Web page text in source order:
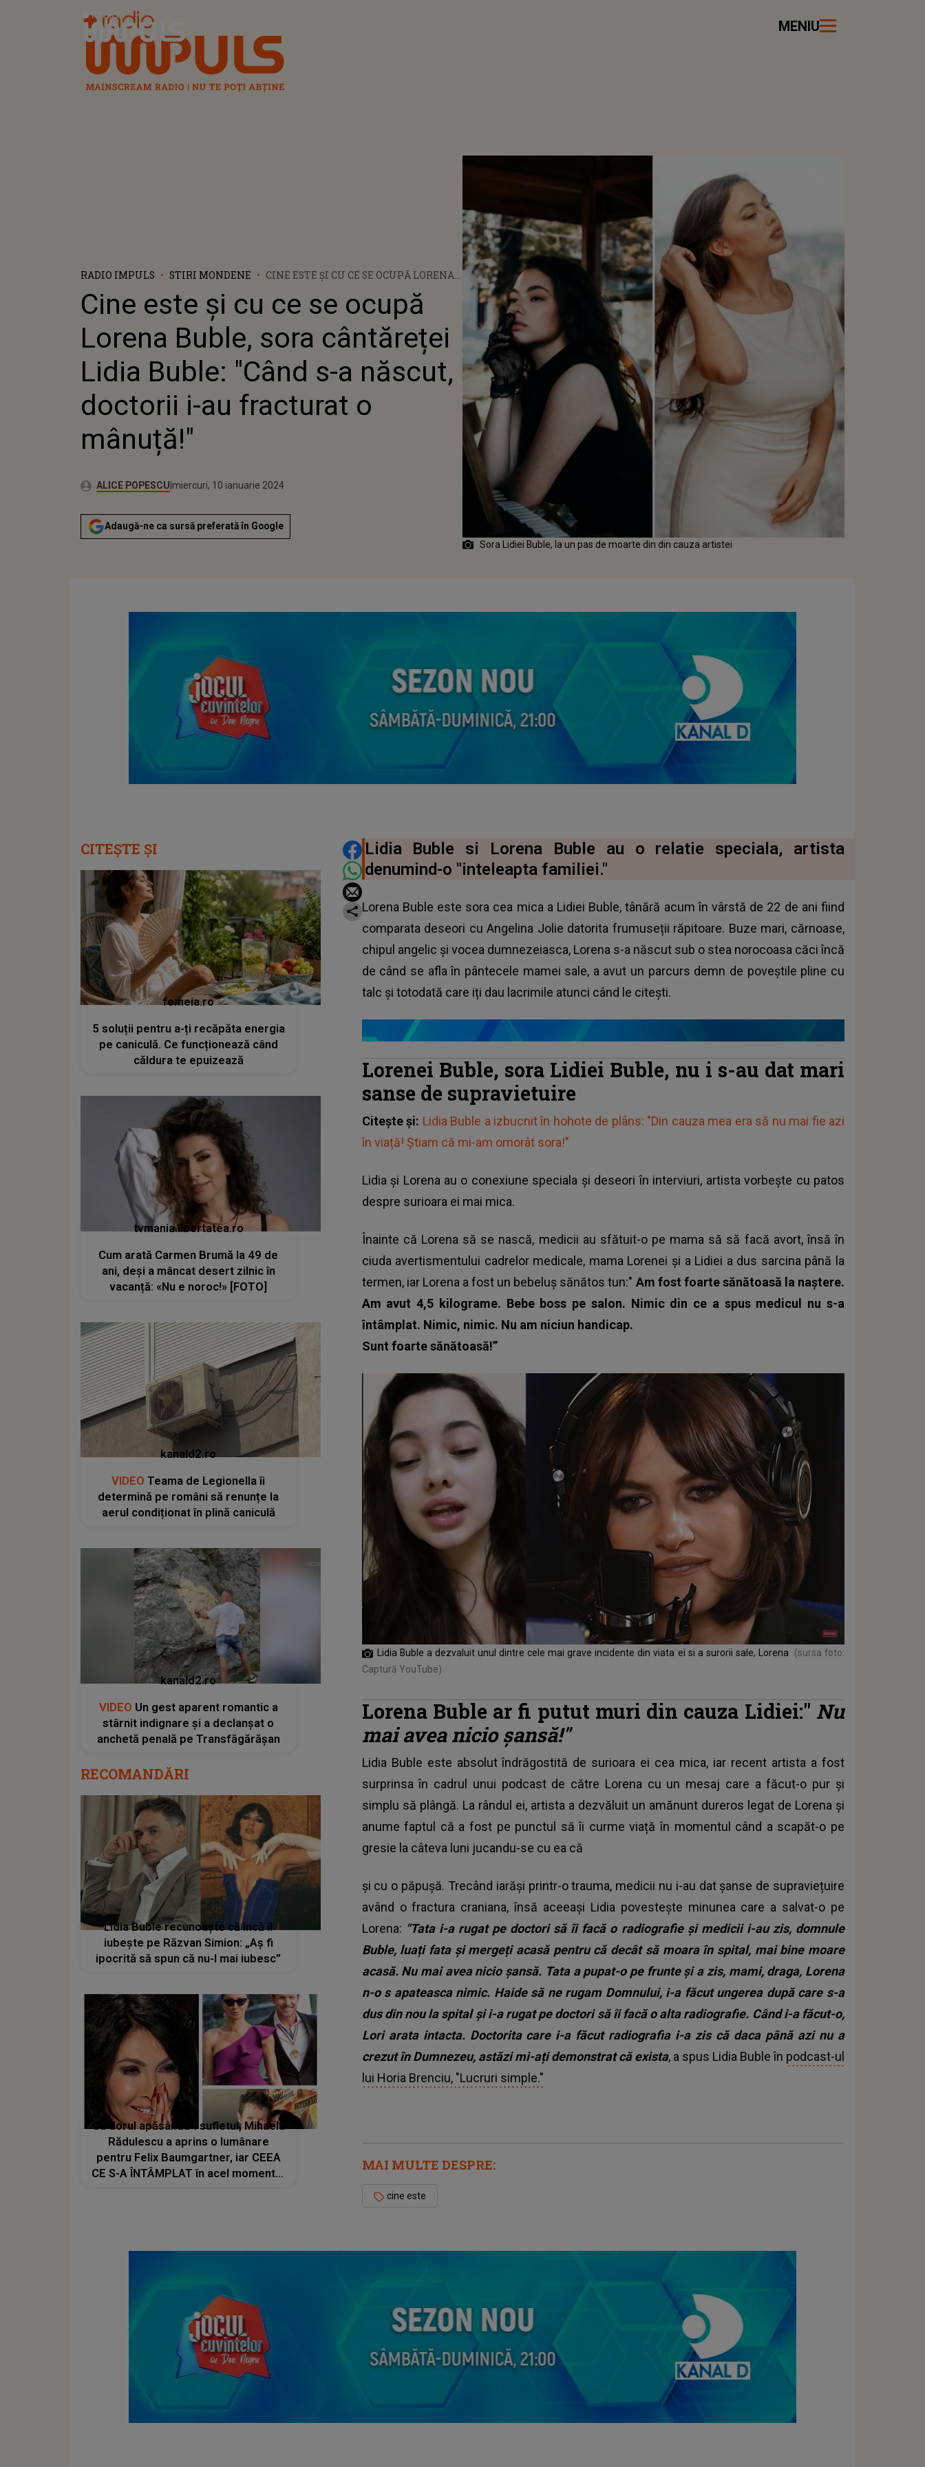
Radio Impuls MENIU
RADIO IMPULS STIRI MONDENE
CINE ESTE ȘI CU CE SE OCUPĂ LORENA
BUBLE: "CÂND S-A NĂSCUT, DOCTORII I-
AU FRACTURAT O MÂNUȚĂ!"
Cine este și cu ce se ocupă
Lorena Buble, sora cântăreței
Lidia Buble: "Când s-a născut,
doctorii i-au fracturat o
mânuță!"
Autor:ALICE POPESCUPublicat:
marți, 10 ianuarie 2023
Actualizat:
miercuri, 10 ianuarie 2024
Adaugă-ne ca sursă preferată în Google
Sora Lidiei Buble, la un pas de moarte din din cauza artistei
DISTRIBUIE ARTICOLUL
Lidia Buble si Lorena Buble au o relatie speciala, artista
denumind-o "inteleapta familiei."
Lorena Buble este sora cea mica a Lidiei Buble, tânără acum în vârstă de 22 de ani fiind
comparata deseori cu Angelina Jolie datorita frumuseții răpitoare. Buze mari, cărnoase,
chipul angelic și vocea dumnezeiasca, Lorena s-a născut sub o stea norocoasa căci încă
de când se afla în pântecele mamei sale, a avut un parcurs demn de poveștile pline cu
talc și totodată care iți dau lacrimile atunci când le citești.
Lorenei Buble, sora Lidiei Buble, nu i s-au dat mari
sanse de supravietuire
Citește și: Lidia Buble a izbucnit în hohote de plâns: "Din cauza mea era să nu mai fie azi
în viață! Știam că mi-am omorât sora!"
Lidia și Lorena au o conexiune speciala și deseori în interviuri, artista vorbește cu patos
despre surioara ei mai mica.
Înainte că Lorena să se nască, medicii au sfătuit-o pe mama să să facă avort, însă în
ciuda avertismentului cadrelor medicale, mama Lorenei și a Lidiei a dus sarcina până la
termen, iar Lorena a fost un bebeluș sănătos tun:" Am fost foarte sănătoasă la naștere.
Am avut 4,5 kilograme. Bebe boss pe salon. Nimic din ce a spus medicul nu s-a
întâmplat. Nimic, nimic. Nu am niciun handicap.
Sunt foarte sănătoasă!”
Lidia Buble a dezvaluit unul dintre cele mai grave incidente din viata ei si a surorii sale, Lorena
(sursa foto:
Captură YouTube)
Lorena Buble ar fi putut muri din cauza Lidiei:" Nu
mai avea nicio șansă!"
Lidia Buble este absolut îndrăgostită de surioara ei cea mica, iar recent artista a fost
surprinsa în cadrul unui podcast de către Lorena cu un mesaj care a făcut-o pur și
simplu să plângă. La rândul ei, artista a dezvăluit un amănunt dureros legat de Lorena și
anume faptul că a fost pe punctul să îi curme viață în momentul când a scapăt-o pe
gresie la câteva luni jucandu-se cu ea că
și cu o păpușă. Trecând iarăși printr-o trauma, medicii nu i-au dat șanse de supraviețuire
având o fractura craniana, însă aceeași Lidia povestește minunea care a salvat-o pe
Lorena: "Tata i-a rugat pe doctori să îi facă o radiografie și medicii i-au zis, domnule
Buble, luați fata și mergeți acasă pentru că decât să moara în spital, mai bine moare
acasă. Nu mai avea nicio șansă. Tata a pupat-o pe frunte și a zis, mami, draga, Lorena
n-o s apateasca nimic. Haide să ne rugam Domnului, i-a făcut ungerea după care s-a
dus din nou la spital și i-a rugat pe doctori să îi facă o alta radiografie. Când i-a făcut-o,
Lori arata intacta. Doctorita care i-a făcut radiografia i-a zis că daca până azi nu a
crezut în Dumnezeu, astăzi mi-ați demonstrat că exista, a spus Lidia Buble în podcast-ul
lui Horia Brenciu, "Lucruri simple."
MAI MULTE DESPRE:
cine este
CITEȘTE ȘI
femeia.ro
5 soluții pentru a-ți recăpăta energia
pe caniculă. Ce funcționează când
căldura te epuizează
tvmania.libertatea.ro
Cum arată Carmen Brumă la 49 de
ani, deși a mâncat desert zilnic în
vacanță: «Nu e noroc!» [FOTO]
kanald2.ro
VIDEO Teama de Legionella îi
determină pe români să renunțe la
aerul condiționat în plină caniculă
kanald2.ro
VIDEO Un gest aparent romantic a
stârnit indignare și a declanșat o
anchetă penală pe Transfăgărășan
RECOMANDĂRI
Lidia Buble recunoaște că încă îl
iubește pe Răzvan Simion: „Aș fi
ipocrită să spun că nu-l mai iubesc”
Cu dorul apăsându-i sufletul, Mihaela
Rădulescu a aprins o lumânare
pentru Felix Baumgartner, iar CEEA
CE S-A ÎNTÂMPLAT în acel moment i-